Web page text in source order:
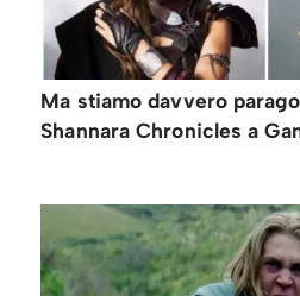
Ma stiamo davvero
Shannara Chronicles a